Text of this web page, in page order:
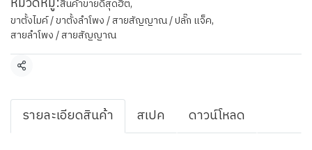
สินค้าขายดีสุดฮิต,
ขาตั้งไมค์ / ขาตั้งลำโพง / สายสัญญาณ / ปลั๊ก แจ็ค,
สายลำโพง / สายสัญญาณ
แชร์
รายละเอียดสินค้า สเปค ดาวน์โหลด